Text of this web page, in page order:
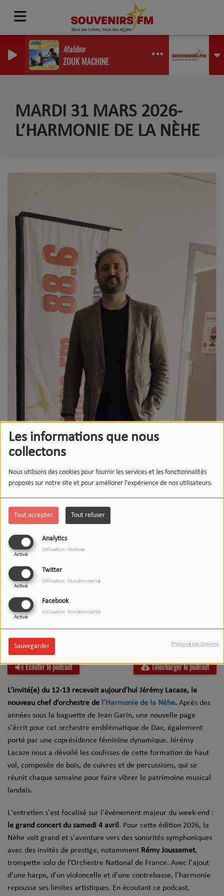
Les informations que nous
collectons
Nous utilisons des cookies pour fournir les services et les fonctionnalités
proposés sur notre site et pour améliorer l'expérience de nos utilisateurs.
Tout accepter Tout refuser
Analytics
Activé
Utilisation: Analyse
Twitter
Activé
Utilisation: Fonctionnalité
Facebook
Activé
Utilisation: Fonctionnalité
Sauvegarder Propulsé par Orejime
Maldon
ZOUK MACHINE
MARDI 31 MARS 2026-
L’HARMONIE DE LA NÈHE
31 MARS 2026
Écouter le podcast
Télécharger le podcast
L’invité(e) du 12-13 recevait aujourd’hui Jérémy Lacaze, le
nouveau chef d’orchestre de l’Harmonie de la Nèhe. Après des
années sous la baguette de Jean Garin, une nouvelle page
s'écrit pour cet orchestre emblématique de Dax, également
porté par une coprésidence féminine dynamique. Jérémy
Lacaze nous a dévoilé les coulisses de cette formation de haut
vol, composée de bois, de cuivres et de percussions, qui se
réunit chaque semaine pour faire vibrer le patrimoine musical
landais.
L'entretien s'est focalisé sur l'événement majeur du week-end :
le grand concert du samedi 4 avril . Pour cette édition 2026, la
Nèhe voit grand et s'aventure vers des sonorités symphoniques
avec des invités de prestige, notamment Rémy Joussemet,
trompette solo de l’Orchestre National de France. Avec l'ajout
d'une harpe, d'un violoncelle et d'une contrebasse, l'harmonie
repousse ses limites artistiques. En écoutant ce podcast,